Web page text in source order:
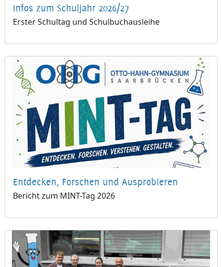
Infos zum Schuljahr 2026/27
Erster Schultag und Schulbuchausleihe
Entdecken, Forschen und Ausprobieren
Bericht zum MINT-Tag 2026